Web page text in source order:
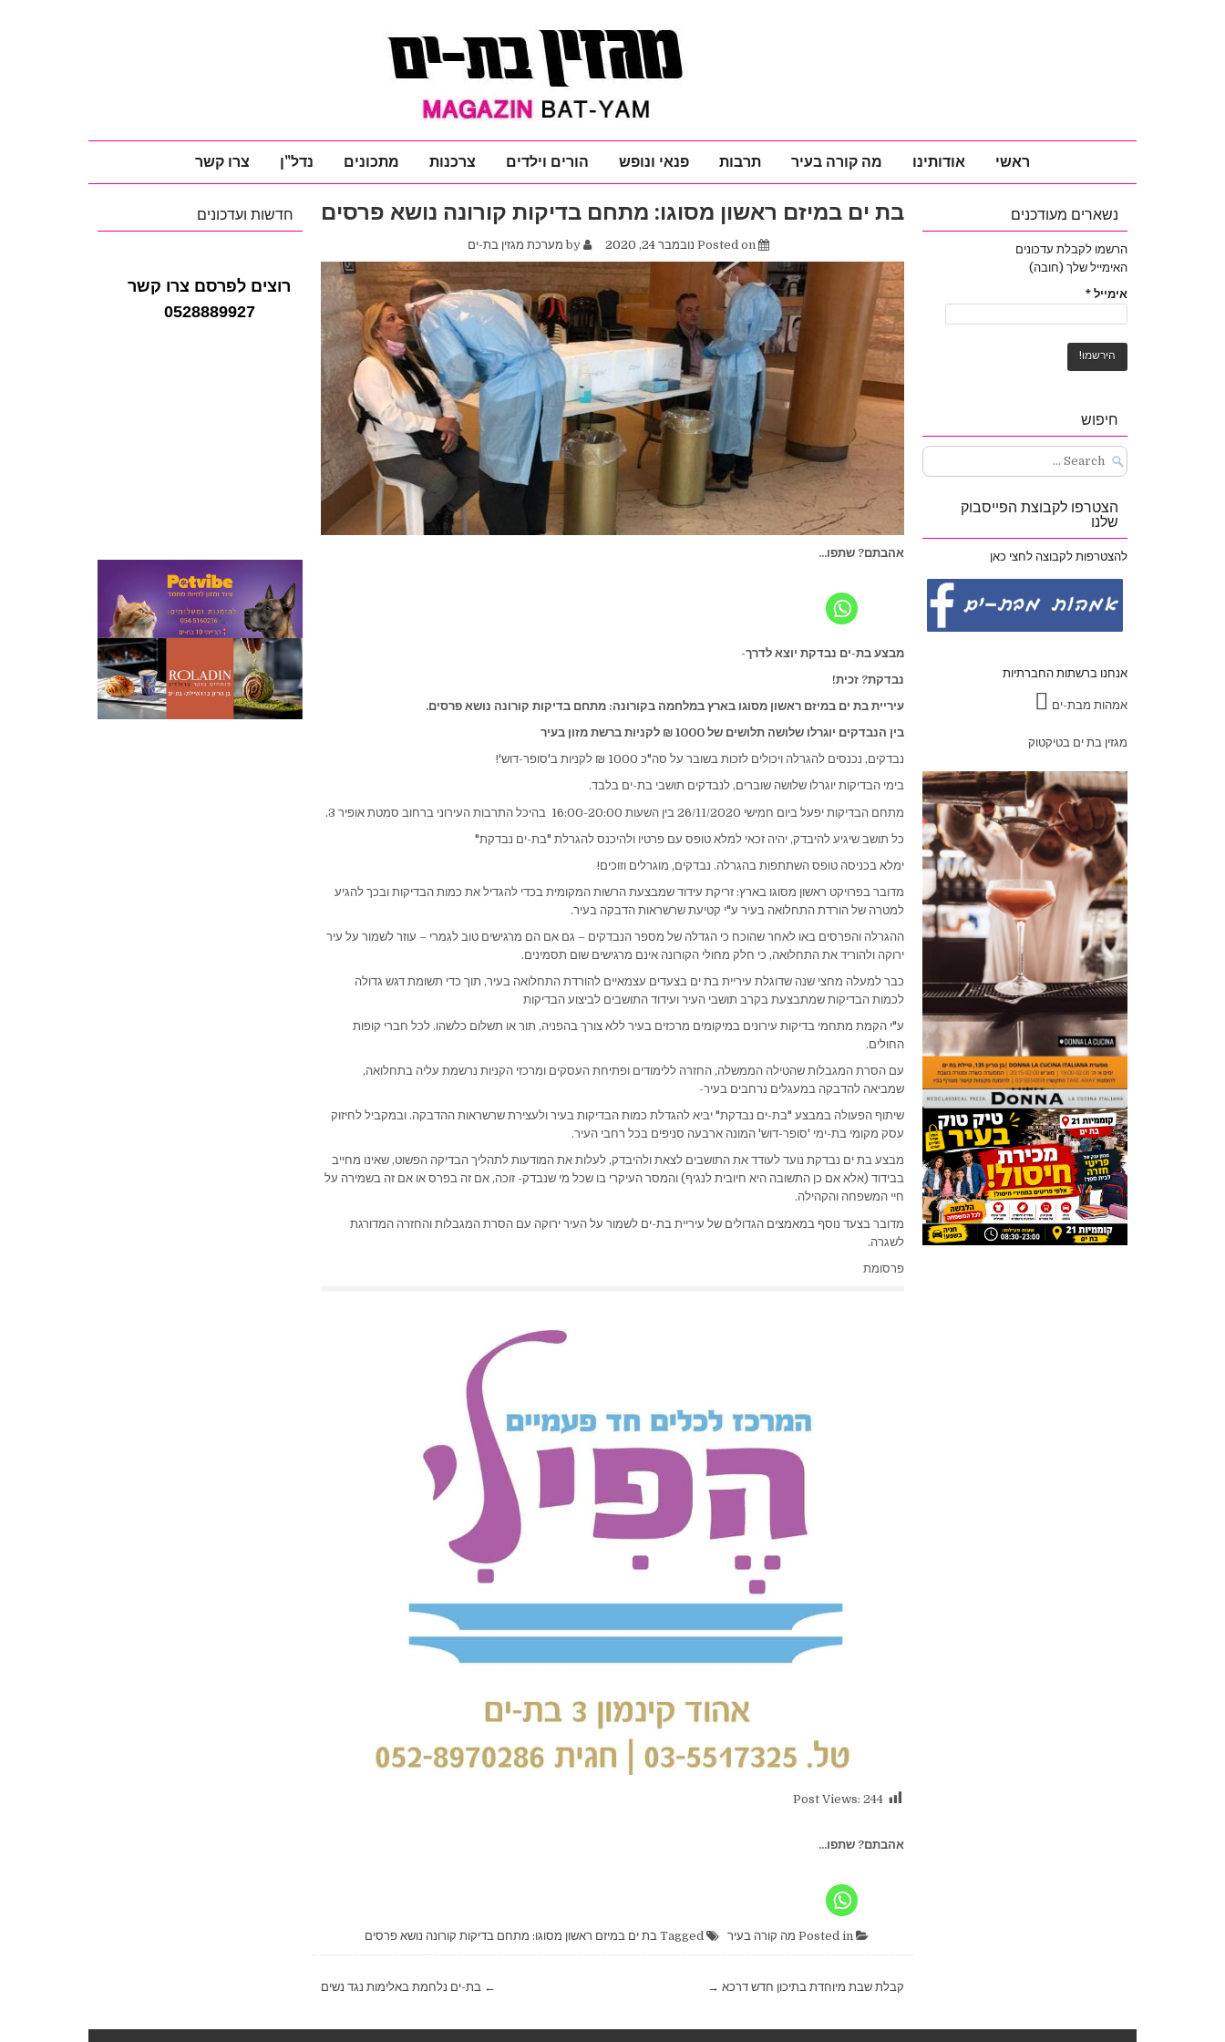
ראשי אודותינו מה קורה בעיר תרבות פנאי ונופש הורים וילדים צרכנות מתכונים נדל"ן צרו קשר
בת ים במיזם ראשון מסוגו: מתחם בדיקות קורונה נושא פרסים
Posted on נובמבר 24, 2020 by מערכת מגזין בת-ים
אהבתם? שתפו...
מבצע בת-ים נבדקת יוצא לדרך-
נבדקת? זכית!
עיריית בת ים במיזם ראשון מסוגו בארץ במלחמה בקורונה: מתחם בדיקות קורונה נושא פרסים.
בין הנבדקים יוגרלו שלושה תלושים של 1000 ₪ לקניות ברשת מזון בעיר
נבדקים, נכנסים להגרלה ויכולים לזכות בשובר על סה"כ 1000 ₪ לקניות ב'סופר-דוש'!
בימי הבדיקות יוגרלו שלושה שוברים, לנבדקים תושבי בת-ים בלבד.
מתחם הבדיקות יפעל ביום חמישי 26/11/2020 בין השעות 16:00-20:00 בהיכל התרבות העירוני ברחוב סמטת אופיר 3.
כל תושב שיגיע להיבדק, יהיה זכאי למלא טופס עם פרטיו ולהיכנס להגרלת "בת-ים נבדקת"
ימלא בכניסה טופס השתתפות בהגרלה. נבדקים, מוגרלים וזוכים!
מדובר בפרויקט ראשון מסוגו בארץ: זריקת עידוד שמבצעת הרשות המקומית בכדי להגדיל את כמות הבדיקות ובכך להגיע
למטרה של הורדת התחלואה בעיר ע"י קטיעת שרשראות הדבקה בעיר.
ההגרלה והפרסים באו לאחר שהוכח כי הגדלה של מספר הנבדקים – גם אם הם מרגישים טוב לגמרי – עוזר לשמור על עיר
ירוקה ולהוריד את התחלואה, כי חלק מחולי הקורונה אינם מרגישים שום תסמינים.
כבר למעלה מחצי שנה שדוגלת עיריית בת ים בצעדים עצמאיים להורדת התחלואה בעיר, תוך כדי תשומת דגש גדולה
לכמות הבדיקות שמתבצעת בקרב תושבי העיר ועידוד התושבים לביצוע הבדיקות
ע"י הקמת מתחמי בדיקות עירונים במיקומים מרכזים בעיר ללא צורך בהפניה, תור או תשלום כלשהו. לכל חברי קופות
החולים.
עם הסרת המגבלות שהטילה הממשלה, החזרה ללימודים ופתיחת העסקים ומרכזי הקניות נרשמת עליה בתחלואה,
שמביאה להדבקה במעגלים נרחבים בעיר-
שיתוף הפעולה במבצע "בת-ים נבדקת" יביא להגדלת כמות הבדיקות בעיר ולעצירת שרשראות ההדבקה. ובמקביל לחיזוק
עסק מקומי בת-ימי 'סופר-דוש' המונה ארבעה סניפים בכל רחבי העיר.
מבצע בת ים נבדקת נועד לעודד את התושבים לצאת ולהיבדק, לעלות את המודעות לתהליך הבדיקה הפשוט, שאינו מחייב
בבידוד (אלא אם כן התשובה היא חיובית לנגיף) והמסר העיקרי בו שכל מי שנבדק- זוכה, אם זה בפרס או אם זה בשמירה על
חיי המשפחה והקהילה.
מדובר בצעד נוסף במאמצים הגדולים של עיריית בת-ים לשמור על העיר ירוקה עם הסרת המגבלות והחזרה המדורגת
לשגרה.
פרסומת
Post Views: 244
אהבתם? שתפו...
מה קורה בעיר בת ים במיזם ראשון מסוגו: מתחם בדיקות קורונה נושא פרסים
ניווט ← בת-ים נלחמת באלימות נגד נשים קבלת שבת מיוחדת בתיכון חדש דרכא →
חדשות ועדכונים
רוצים לפרסם צרו קשר
0528889927
נשארים מעודכנים
הרשמו לקבלת עדכונים
האימייל שלך (חובה)
אימייל *
חיפוש
Search
for:
הצטרפו לקבוצת הפייסבוק
שלנו
להצטרפות לקבוצה לחצי כאן
אנחנו ברשתות החברתיות
אמהות מבת-ים
מגזין בת ים בטיקטוק